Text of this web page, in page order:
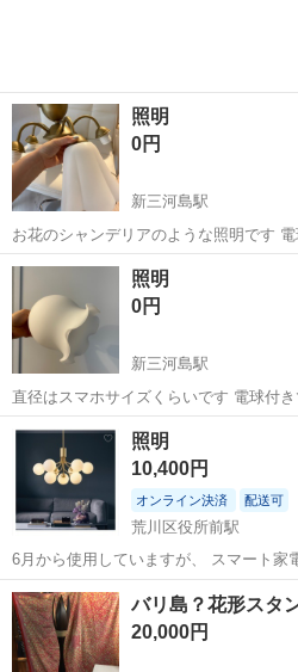
照明
0円
新三河島駅
お花のシャンデリアのような照明です
東京 荒川区 新三河島駅
照明
0円
新三河島駅
直径はスマホサイズくらいです 電球付き
東京 荒川区 新三河島駅
照明
10,400円
オンライン決済 配送可
荒川区役所前駅
6月から使用していますが、 スマート家
にしました。
東京 荒川区 荒川区役所前駅
バリ島？花形スタ
20,000円